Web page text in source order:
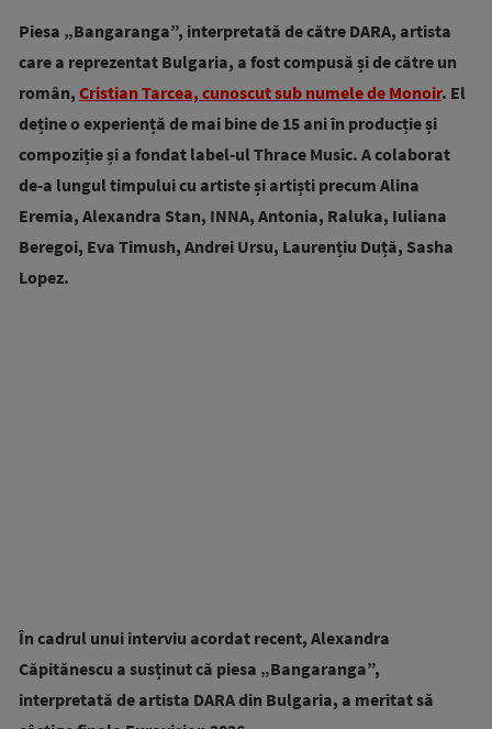
Piesa „Bangaranga”, interpretată de către DARA, artista
care a reprezentat Bulgaria, a fost compusă și de către un
român, Cristian Tarcea, cunoscut sub numele de Monoir. El
deține o experiență de mai bine de 15 ani în producție și
compoziție și a fondat label-ul Thrace Music. A colaborat
de-a lungul timpului cu artiste și artiști precum Alina
Eremia, Alexandra Stan, INNA, Antonia, Raluka, Iuliana
Beregoi, Eva Timush, Andrei Ursu, Laurențiu Duță, Sasha
Lopez.
În cadrul unui interviu acordat recent, Alexandra
Căpitănescu a susținut că piesa „Bangaranga”,
interpretată de artista DARA din Bulgaria, a meritat să